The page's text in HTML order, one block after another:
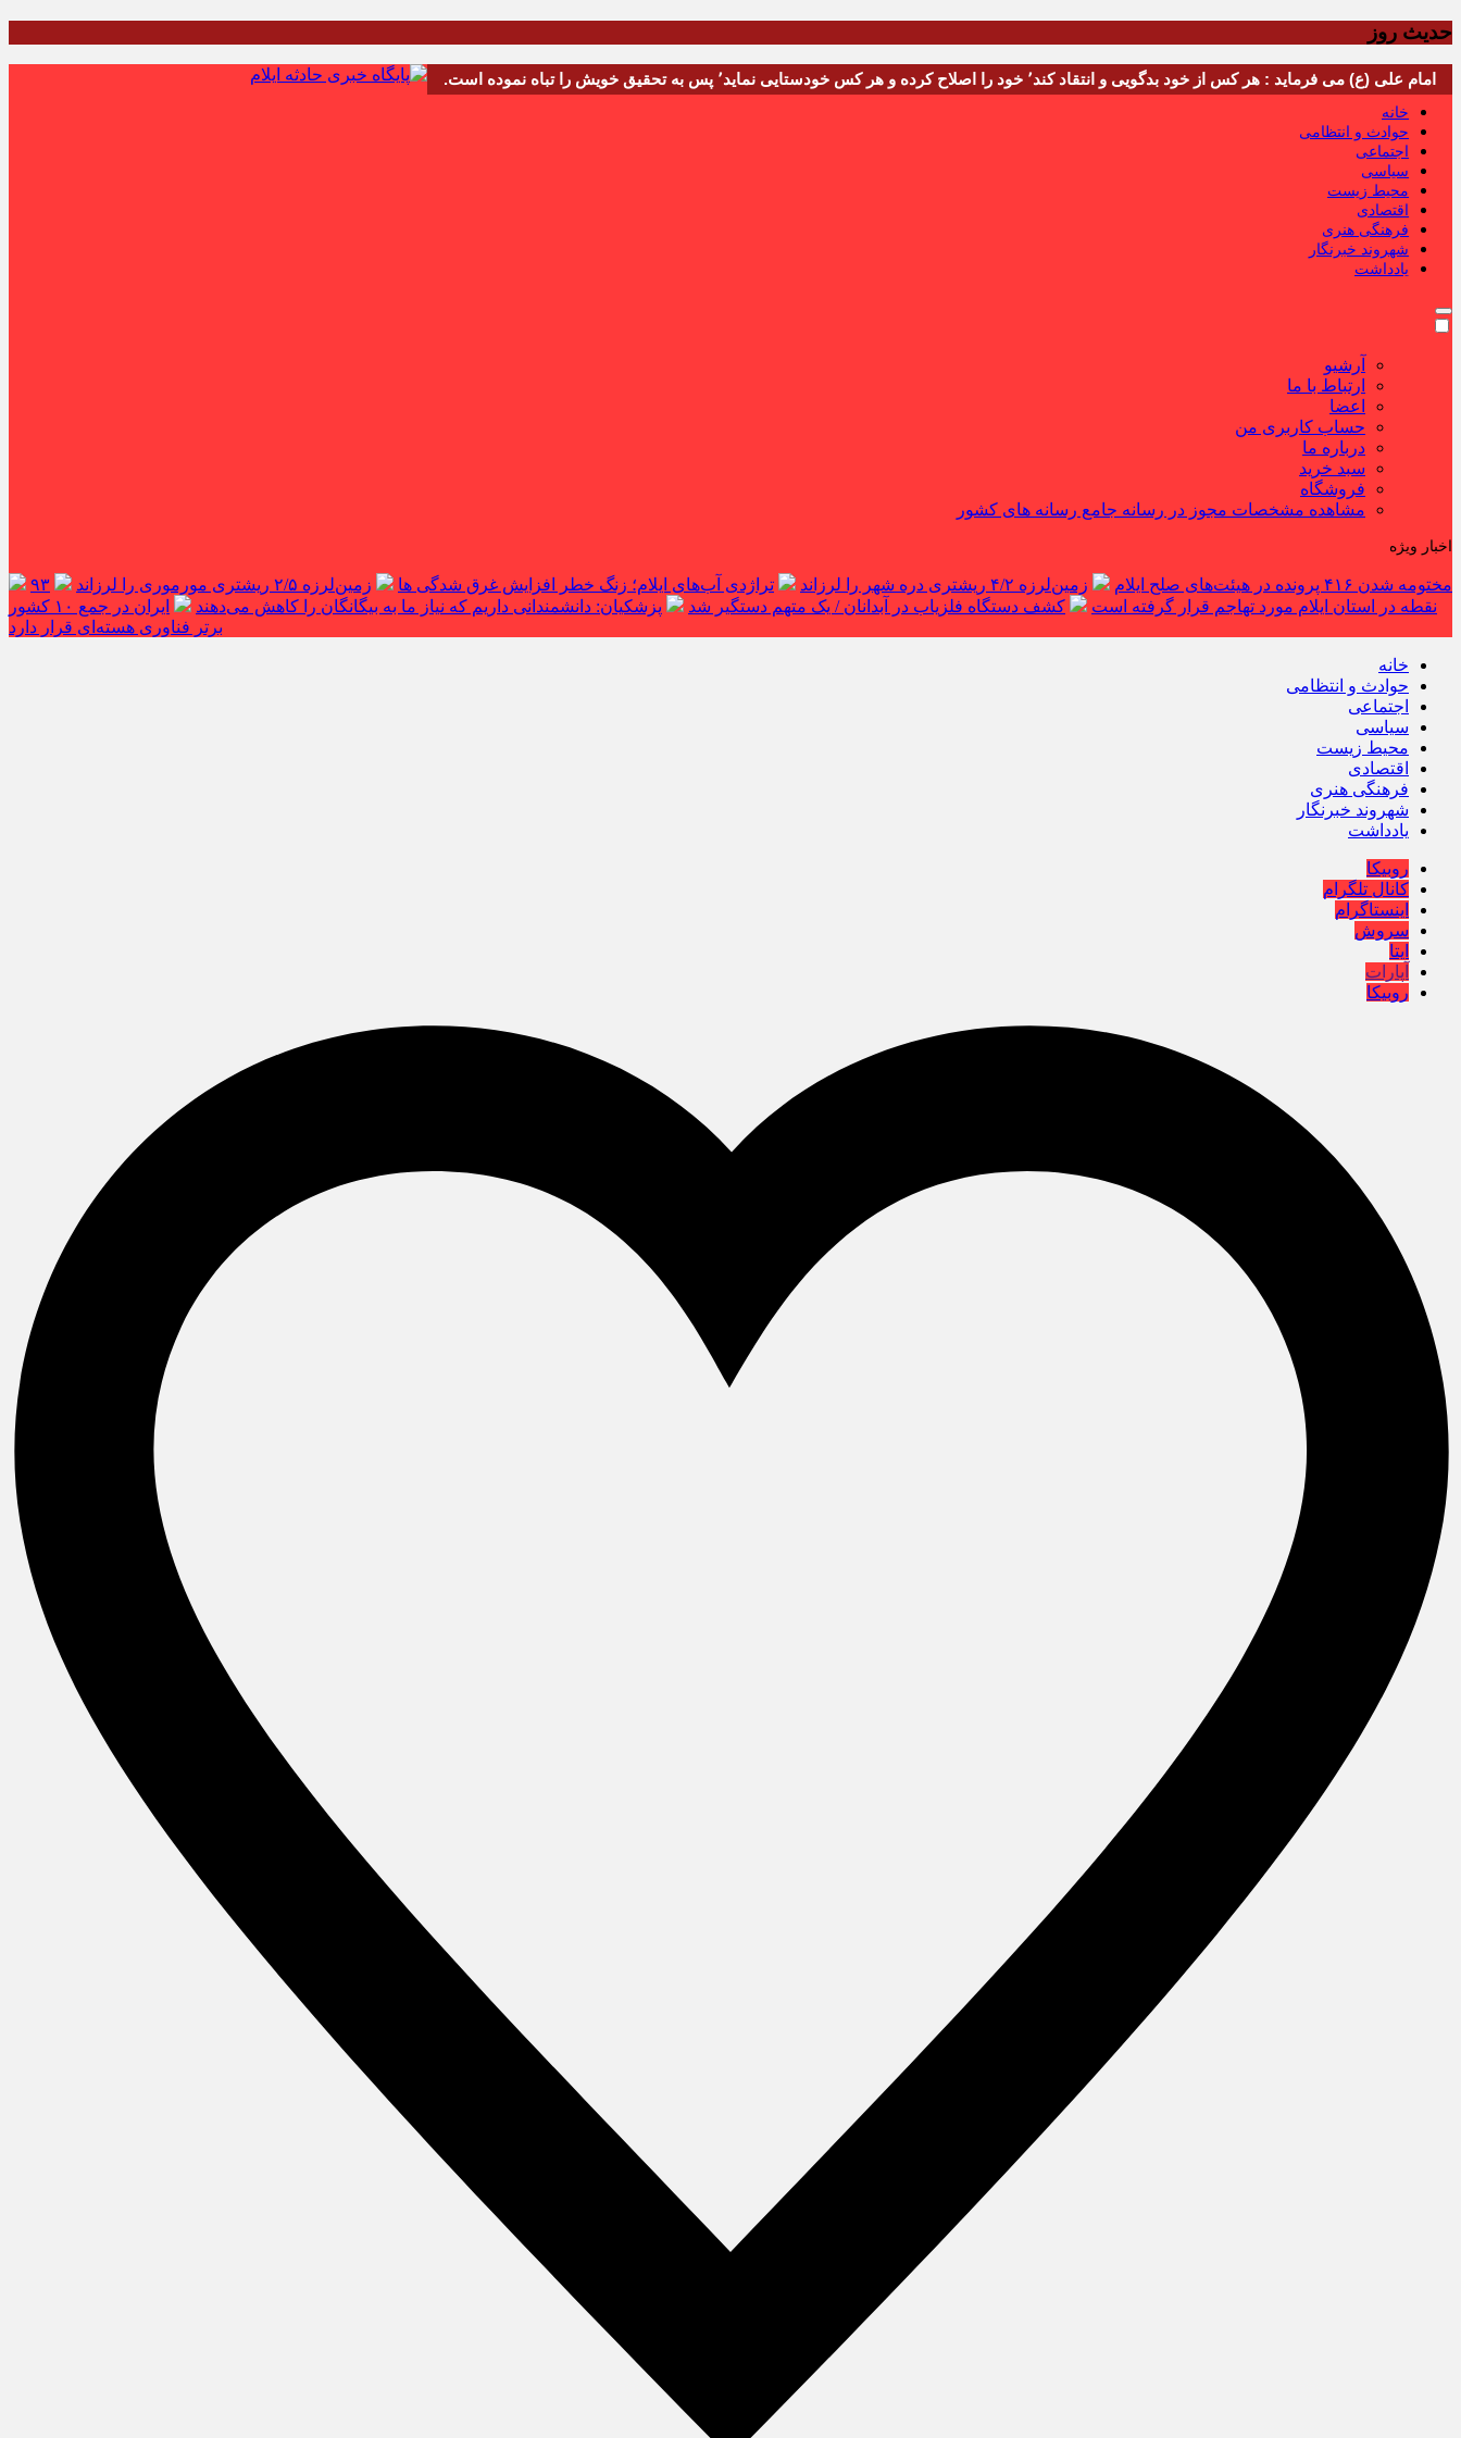
حدیث روز
امام علی (ع) می فرماید : هر کس از خود بدگویی و انتقاد کند٬ خود را اصلاح کرده و هر کس خودستایی نماید٬ پس به تحقیق خویش را تباه نموده است.
خانه
حوادث و انتظامی
اجتماعی
سیاسی
محیط زیست
اقتصادی
فرهنگی هنری
شهروند خبرنگار
یادداشت
آرشیو
ارتباط با ما
اعضا
حساب کاربری من
درباره ما
سبد خرید
فروشگاه
مشاهده مشخصات مجوز در رسانه جامع رسانه های کشور
اخبار ویژه
مختومه شدن ۴۱۶ پرونده در هیئت‌های صلح ایلام زمین‌لرزه ۴/۲ ریشتری دره شهر را لرزاند تراژدی آب‌های ایلام؛ زنگ خطر افزایش غرق شدگی ها زمین‌لرزه ۲/۵ ریشتری مورموری را لرزاند
۹۳
نقطه در استان ایلام مورد تهاجم قرار گرفته است
کشف دستگاه فلزیاب در آبدانان / یک متهم دستگیر شد پزشکیان: دانشمندانی داریم که نیاز ما به بیگانگان را کاهش می‌دهند
ایران در جمع ۱۰ کشور
برتر فناوری هسته‌ای قرار دارد
خانه
حوادث و انتظامی
اجتماعی
سیاسی
محیط زیست
اقتصادی
فرهنگی هنری
شهروند خبرنگار
یادداشت
روبیکا
کانال تلگرام
اینستاگرام
سروش
ایتا
آپارات
روبیکا